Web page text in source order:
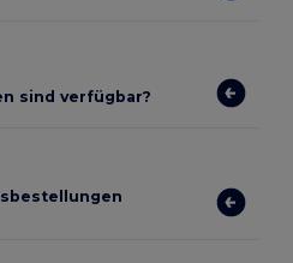
sind verfügbar?